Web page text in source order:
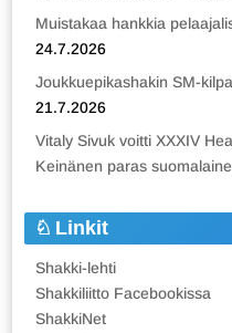
Muistakaa hankkia
24.7.2026
Joukkuepikashakin SM-
21.7.2026
Vitaly Sivuk voitti XXXIV
Keinänen paras
Linkit
Shakki-lehti
Shakkiliitto Facebookissa
ShakkiNet